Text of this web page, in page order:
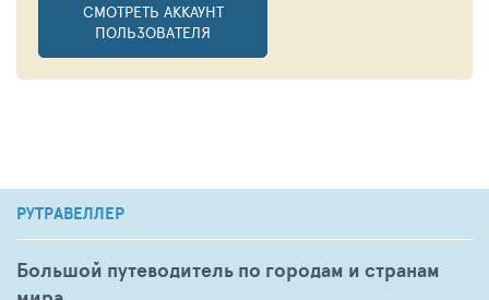
СМОТРЕТЬ АККАУНТ
ПОЛЬЗОВАТЕЛЯ
РУТРАВЕЛЛЕР
Большой путеводитель по городам и странам